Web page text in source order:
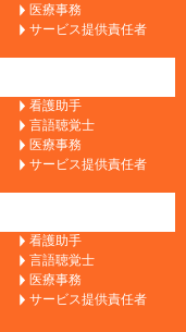
医療事務
サービス提供責任者
看護助手
言語聴覚士
医療事務
サービス提供責任者
看護助手
言語聴覚士
医療事務
サービス提供責任者